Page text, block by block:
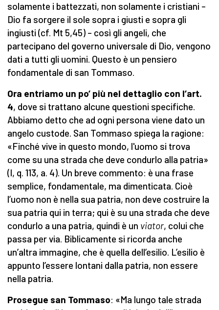
solamente i battezzati, non solamente i cristiani –
Dio fa sorgere il sole sopra i giusti e sopra gli
ingiusti (cf. Mt 5,45) – così gli angeli, che
partecipano del governo universale di Dio, vengono
dati a tutti gli uomini. Questo è un pensiero
fondamentale di san Tommaso.
Ora entriamo un po’ più nel dettaglio con l’art.
4, dove si trattano alcune questioni specifiche.
Abbiamo detto che ad ogni persona viene dato un
angelo custode. San Tommaso spiega la ragione:
«Finché vive in questo mondo, l'uomo si trova
come su una strada che deve condurlo alla patria»
(I, q. 113, a. 4). Un breve commento: è una frase
semplice, fondamentale, ma dimenticata. Cioè
l’uomo non è nella sua patria, non deve costruire la
sua patria qui in terra; qui è su una strada che deve
condurlo a una patria, quindi è un viator, colui che
passa per via. Biblicamente si ricorda anche
un’altra immagine, che è quella dell’esilio. L’esilio è
appunto l’essere lontani dalla patria, non essere
nella patria.
Prosegue san Tommaso: «Ma lungo tale strada